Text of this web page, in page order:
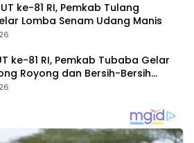
ke-81 RI, Pemkab Tulang
Lomba Senam Udang Manis
ke-81 RI, Pemkab Tubaba Gelar
Royong dan Bersih-Bersih